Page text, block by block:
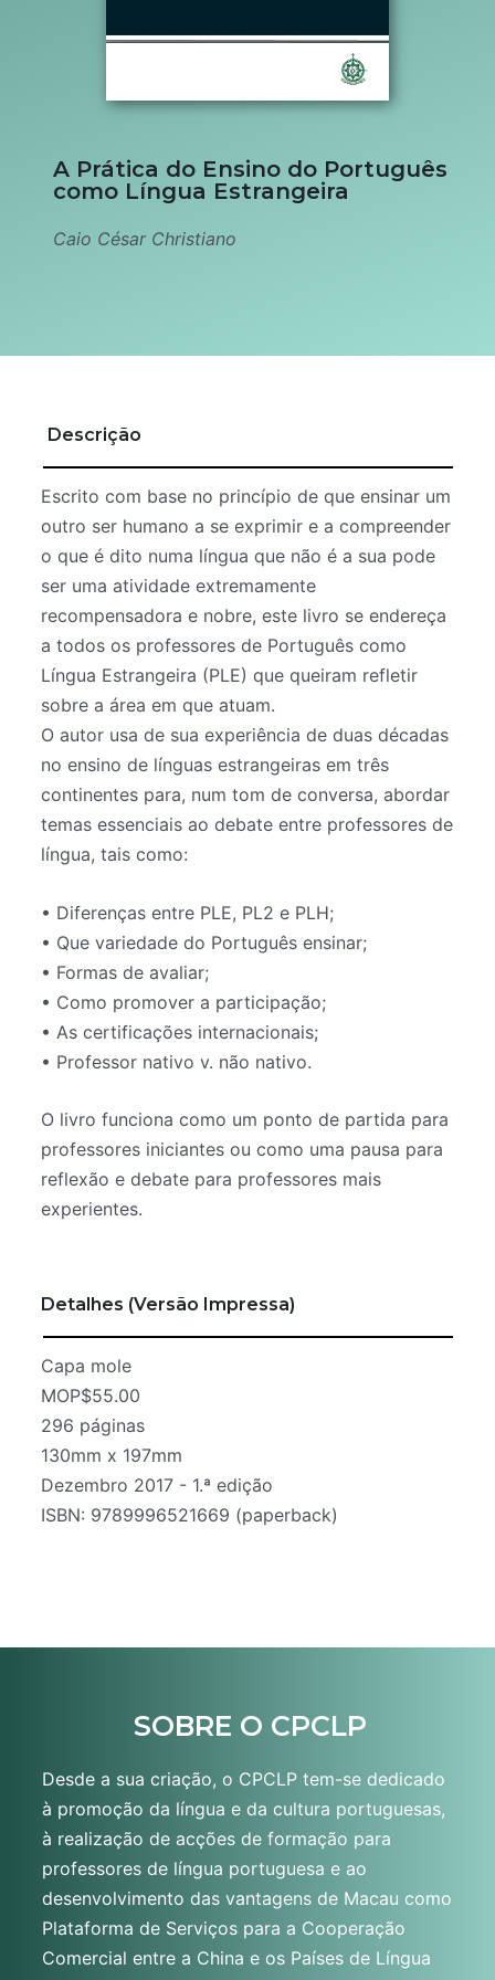
A Prática do Ensino do Português
como Língua Estrangeira
Caio César Christiano
Descrição
Escrito com base no princípio de que ensinar um
outro ser humano a se exprimir e a compreender
o que é dito numa língua que não é a sua pode
ser uma atividade extremamente
recompensadora e nobre, este livro se endereça
a todos os professores de Português como
Língua Estrangeira (PLE) que queiram refletir
sobre a área em que atuam.
O autor usa de sua experiência de duas décadas
no ensino de línguas estrangeiras em três
continentes para, num tom de conversa, abordar
temas essenciais ao debate entre professores de
língua, tais como:
• Diferenças entre PLE, PL2 e PLH;
• Que variedade do Português ensinar;
• Formas de avaliar;
• Como promover a participação;
• As certificações internacionais;
• Professor nativo v. não nativo.
O livro funciona como um ponto de partida para
professores iniciantes ou como uma pausa para
reflexão e debate para professores mais
experientes.
Detalhes (Versão Impressa)
Capa mole
MOP$55.00
296 páginas
130mm x 197mm
Dezembro 2017 - 1.ª edição
ISBN: 9789996521669 (paperback)
SOBRE O CPCLP
Desde a sua criação, o CPCLP tem-se dedicado
à promoção da língua e da cultura portuguesas,
à realização de acções de formação para
professores de língua portuguesa e ao
desenvolvimento das vantagens de Macau como
Plataforma de Serviços para a Cooperação
Comercial entre a China e os Países de Língua